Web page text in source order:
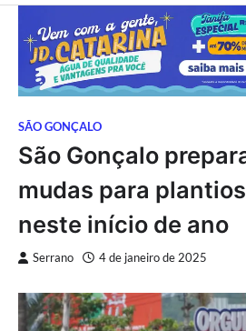
SÃO GONÇALO
São Gonçalo
mudas para
neste início de ano
Serrano 4 de janeiro de 2025